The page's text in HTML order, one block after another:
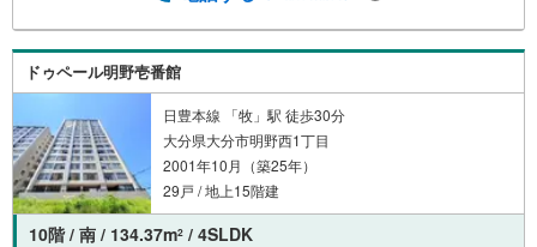
ドゥペール明野壱番館
日豊本線 「牧」駅 徒歩30分
大分県大分市明野西1丁目
2001年10月（築25年）
29戸 / 地上15階建
10階 / 南 / 134.37m2 / 4SLDK